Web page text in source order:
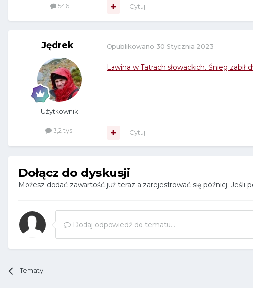
546 Cytuj
Jędrek
Użytkownik
3,2 tys.
Opublikowano 30 Stycznia 2023
Lawina w Tatrach słowackich. Śnieg
Cytuj
Dołącz do dyskusji
Możesz dodać zawartość już teraz a zarejestrować się później. Jeśli
Dodaj odpowiedź do tematu...
Tematy